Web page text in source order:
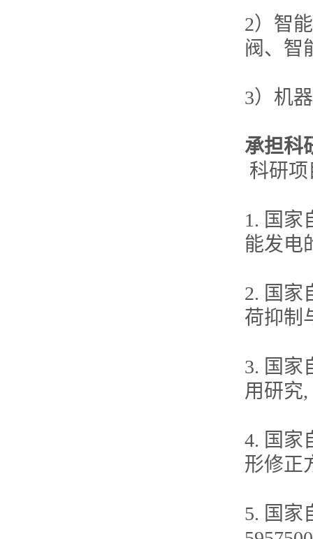
2）智
阀、智
3）机
承担科
科研项
1. 国家
能发电
2. 国家
荷抑制
3. 国家
用研究,
4. 国家
形修正
5. 国家